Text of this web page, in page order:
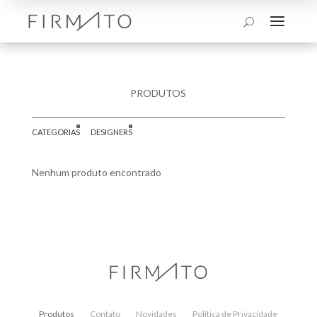
U a
PRODUTOS
CATEGORIAS DESIGNERS
Nenhum produto encontrado
Produtos Contato Novidades
Política de Privacidade